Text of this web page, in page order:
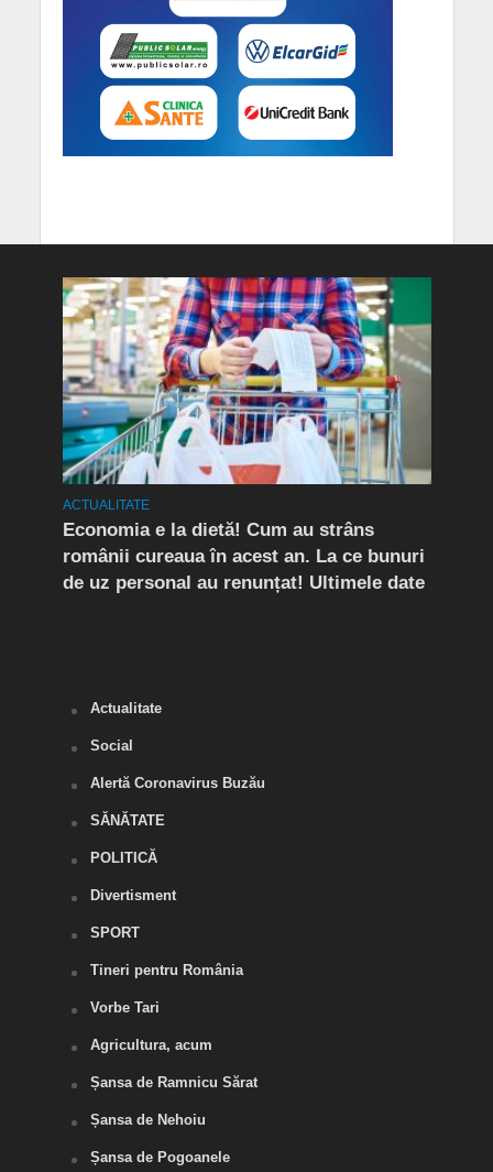
ACTUALITATE
Economia e la dietă! Cum au strâns
românii cureaua în acest an. La ce bunuri
de uz personal au renunțat! Ultimele date
Actualitate
Social
Alertă Coronavirus Buzău
SĂNĂTATE
POLITICĂ
Divertisment
SPORT
Tineri pentru România
Vorbe Tari
Agricultura, acum
Șansa de Ramnicu Sărat
Șansa de Nehoiu
Șansa de Pogoanele